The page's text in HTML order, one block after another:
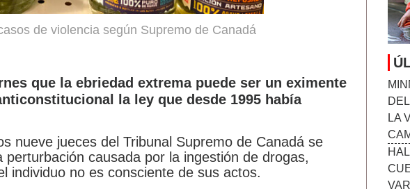
de violencia según Supremo de Canadá
que la ebriedad extrema puede ser un eximente
la ley que desde 1995 había
nueve jueces del Tribunal Supremo de Canadá se
causada por la ingestión de drogas,
individuo no es consciente de sus actos.